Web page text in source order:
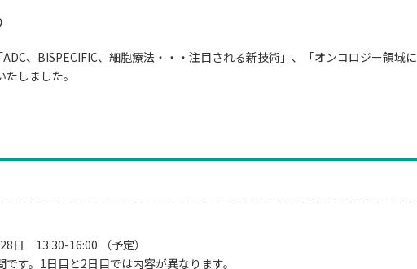
、BISPECIFIC、細胞療法・・・注目される新技術」、「オンコロジー領
しました。
日 13:30-16:00 （予定）
す。1日目と2日目では内容が異なります。